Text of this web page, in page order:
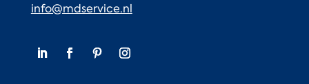
info@mdservice.nl